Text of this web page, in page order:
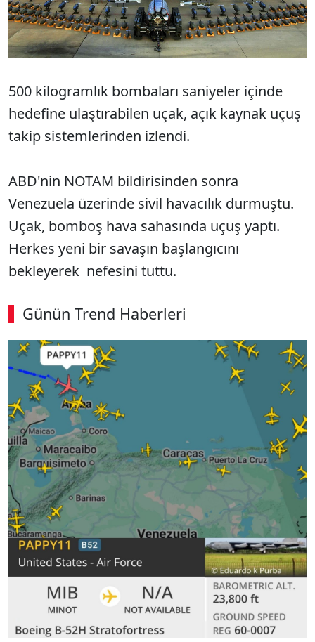
500 kilogramlık bombaları saniyeler içinde
hedefine ulaştırabilen uçak, açık kaynak uçuş
takip sistemlerinden izlendi.
ABD'nin NOTAM bildirisinden sonra
Venezuela üzerinde sivil havacılık durmuştu.
Uçak, bomboş hava sahasında uçuş yaptı.
Herkes yeni bir savaşın başlangıcını
bekleyerek nefesini tuttu.
Günün Trend Haberleri
00:03 / 09:15
Sesi Aç